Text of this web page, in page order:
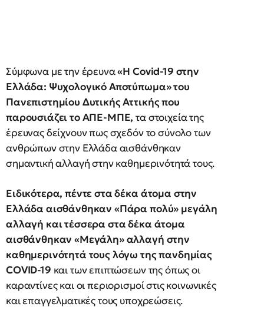
Σύμφωνα με την έρευνα«Η Covid-19 στην
Ελλάδα: Ψυχολογικό Αποτύπωμα» του
Πανεπιστημίου Δυτικής Αττικής που
παρουσιάζει το ΑΠΕ-ΜΠΕ,τα στοιχεία της
έρευνας δείχνουν πως σχεδόν το σύνολο των
ανθρώπων στην Ελλάδα αισθάνθηκαν
σημαντική αλλαγή στην καθημερινότητά τους.
Ειδικότερα, πέντε στα δέκα άτομα στην
Ελλάδα αισθάνθηκαν «Πάρα πολύ» μεγάλη
αλλαγή και τέσσερα στα δέκα άτομα
αισθάνθηκαν «Μεγάλη» αλλαγή στην
καθημερινότητά τους λόγω της πανδημίας
COVID-19 και των επιπτώσεων της όπως οι
καραντίνες και οι περιορισμοί στις κοινωνικές
και επαγγελματικές τους υποχρεώσεις.